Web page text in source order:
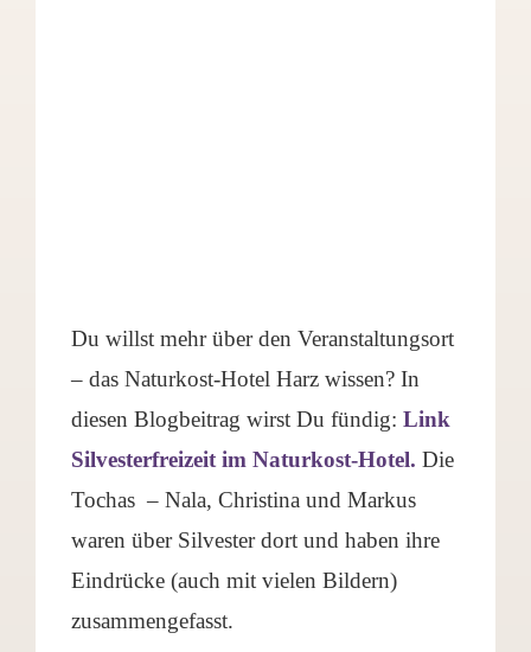
Du willst mehr über den Veranstaltungsort
– das Naturkost-Hotel Harz wissen? In
diesen Blogbeitrag wirst Du fündig: Link
Silvesterfreizeit im Naturkost-Hotel. Die
Tochas – Nala, Christina und Markus
waren über Silvester dort und haben ihre
Eindrücke (auch mit vielen Bildern)
zusammengefasst.